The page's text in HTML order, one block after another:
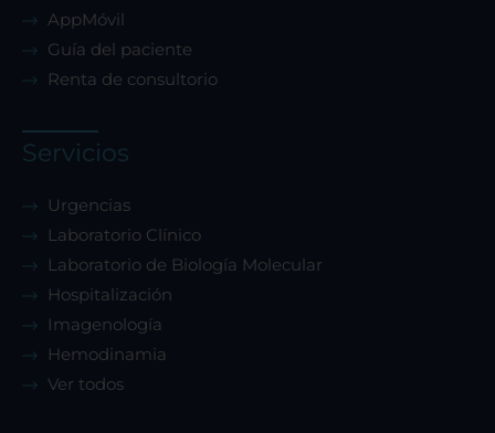
AppMóvil
Guía del paciente
Renta de consultorio
Servicios
Urgencias
Laboratorio Clínico
Laboratorio de Biología Molecular
Hospitalización
Imagenología
Hemodinamia
Ver todos